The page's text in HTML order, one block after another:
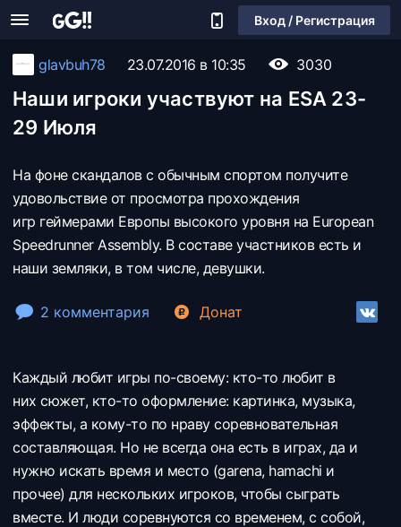
Вход / Регистрация
glavbuh78 23.07.2016 в 10:35 3030
Наши игроки участвуют на ESA 23-
29 Июля
На фоне скандалов с обычным спортом получите
удовольствие от просмотра прохождения
игр геймерами Европы высокого уровня на European
Speedrunner Assembly. В составе участников есть и
наши земляки, в том числе, девушки.
2 комментария Донат
Каждый любит игры по-своему: кто-то любит в
них сюжет, кто-то оформление: картинка, музыка,
эффекты, а кому-то по нраву соревновательная
составляющая. Но не всегда она есть в играх, да и
нужно искать время и место (garena, hamachi и
прочее) для нескольких игроков, чтобы сыграть
вместе. И люди соревнуются со временем, с собой,